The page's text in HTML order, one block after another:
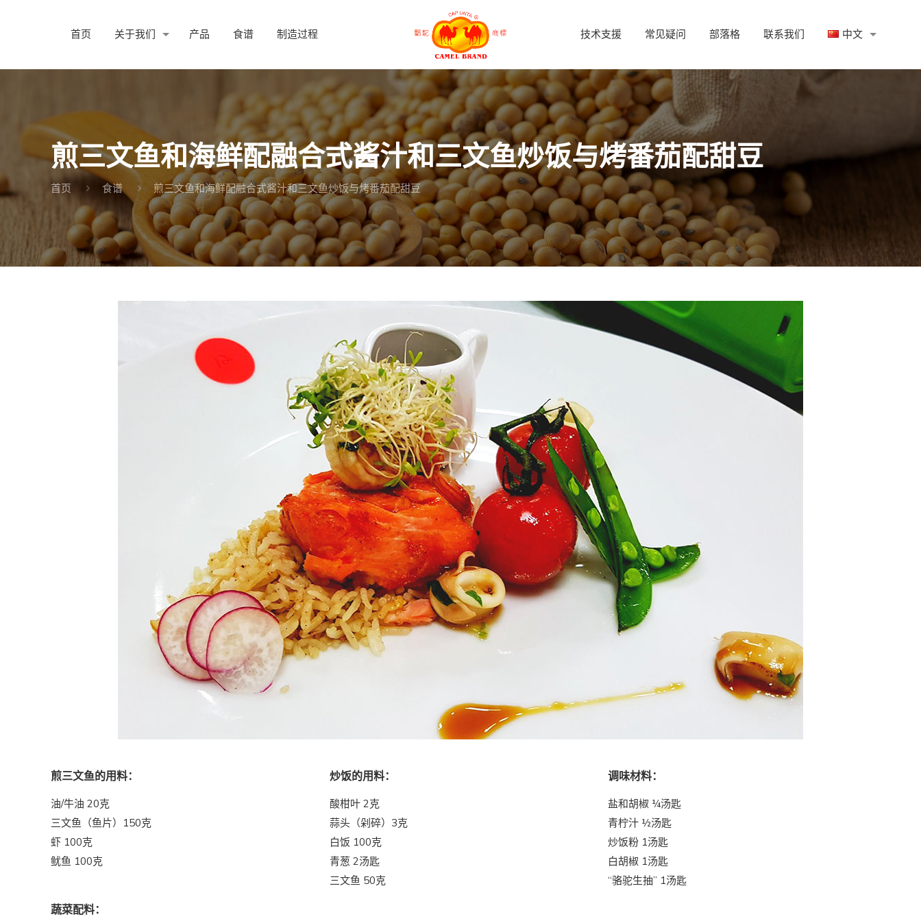
首页 关于我们 产品 食谱 制造过程 技术支援 常见疑问 部落格 联系我们 中文
煎三文鱼和海鲜配融合式酱汁和三文鱼炒饭与烤番茄配甜豆
首页 食谱 煎三文鱼和海鲜配融合式酱汁和三文鱼炒饭与烤番茄配甜豆
煎三文鱼的用料：
油/牛油 20克
三文鱼（鱼片）150克
虾 100克
鱿鱼 100克
蔬菜配料：
炒饭的用料：
酸柑叶 2克
蒜头（剁碎）3克
白饭 100克
青葱 2汤匙
三文鱼 50克
调味材料：
盐和胡椒 ¼汤匙
青柠汁 ½汤匙
炒饭粉 1汤匙
白胡椒 1汤匙
“骆驼生抽” 1汤匙